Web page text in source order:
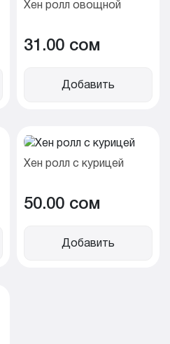
Хен ролл овощной
31.00 cом
Добавить
Хен ролл с курицей
50.00 cом
Добавить